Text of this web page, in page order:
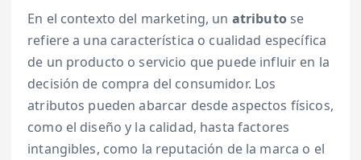
En el contexto del marketing, un atributose
refiere a una característica o cualidad específica
de un producto o servicio que puede influir en la
decisión de compra del consumidor. Los
atributos pueden abarcar desde aspectos físicos,
como el diseño y la calidad, hasta factores
intangibles, como la reputación de la marca o el